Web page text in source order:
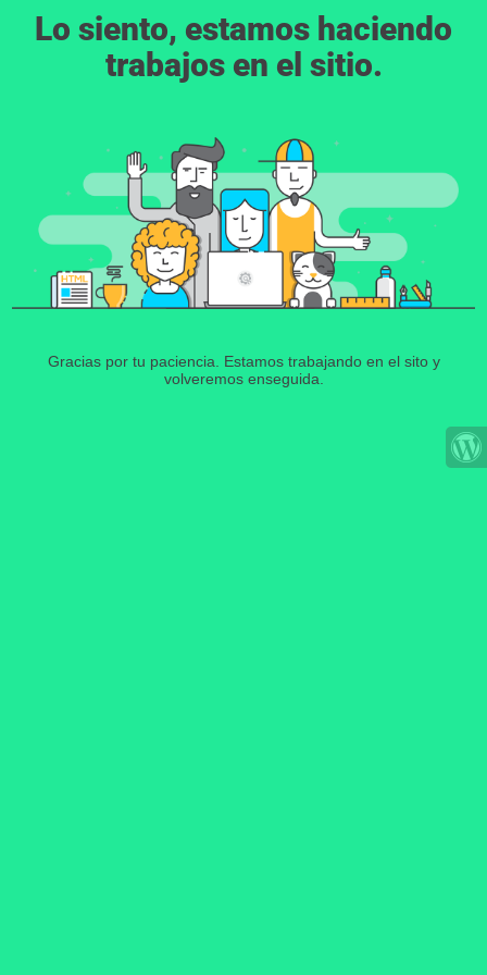
Lo siento, estamos haciendo
trabajos en el sitio.
Gracias por tu paciencia. Estamos trabajando en el sito y
volveremos enseguida.